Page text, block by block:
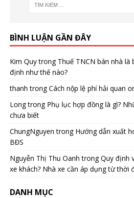
BÌNH LUẬN GẦN ĐÂY
Kim Quytrong Thuế TNCN bán nhà
định như thế nào?
thanh trongCách nộp lệ phí hải quan
Longtrong Phụ lục hợp đồng là gì?
chưa biết
ChungNguyen trong Hướng dẫn xuất
BĐS
Nguyễn Thị Thu Oanh trongQuy định
xe khách? Nhà xe cần áp dụng từ thời
DANH MỤC